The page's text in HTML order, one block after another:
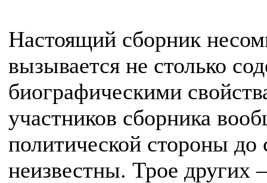
Настоящий сборник
вызывается не столько
биографическими
участников сборника
политической стороны до
неизвестны. Трое